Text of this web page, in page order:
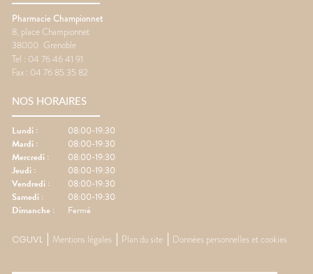
Pharmacie Championnet
8, place Championnet
38000 Grenoble
Tel : 04 76 46 41 91
Fax : 04 76 85 35 82
NOS HORAIRES
Lundi :
08:00-19:30
Mardi :
08:00-19:30
Mercredi :
08:00-19:30
Jeudi :
08:00-19:30
Vendredi :
08:00-19:30
Samedi :
08:00-19:30
Dimanche : Fermé
CGUVL Mentions légales Plan du site Données personnelles et cookies